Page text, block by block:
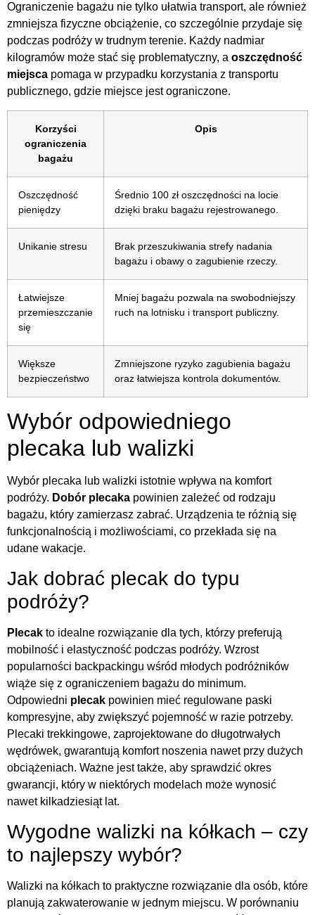
Ograniczenie bagażu nie tylko ułatwia transport, ale również
zmniejsza fizyczne obciążenie, co szczególnie przydaje się
podczas podróży w trudnym terenie. Każdy nadmiar
kilogramów może stać się problematyczny, a oszczędność
miejsca pomaga w przypadku korzystania z transportu
publicznego, gdzie miejsce jest ograniczone.
Korzyści
ograniczenia
bagażu
Opis
Oszczędność
pieniędzy
Średnio 100 zł oszczędności na locie
dzięki braku bagażu rejestrowanego.
Unikanie stresu
Brak przeszukiwania strefy nadania
bagażu i obawy o zagubienie rzeczy.
Łatwiejsze
przemieszczanie
się
Mniej bagażu pozwala na swobodniejszy
ruch na lotnisku i transport publiczny.
Większe
bezpieczeństwo
Zmniejszone ryzyko zagubienia bagażu
oraz łatwiejsza kontrola dokumentów.
Wybór odpowiedniego
plecaka lub walizki
Wybór plecaka lub walizki istotnie wpływa na komfort
podróży. Dobór plecaka powinien zależeć od rodzaju
bagażu, który zamierzasz zabrać. Urządzenia te różnią się
funkcjonalnością i możliwościami, co przekłada się na
udane wakacje.
Jak dobrać plecak do typu
podróży?
Plecak to idealne rozwiązanie dla tych, którzy preferują
mobilność i elastyczność podczas podróży. Wzrost
popularności backpackingu wśród młodych podróżników
wiąże się z ograniczeniem bagażu do minimum.
Odpowiedni plecak powinien mieć regulowane paski
kompresyjne, aby zwiększyć pojemność w razie potrzeby.
Plecaki trekkingowe, zaprojektowane do długotrwałych
wędrówek, gwarantują komfort noszenia nawet przy dużych
obciążeniach. Ważne jest także, aby sprawdzić okres
gwarancji, który w niektórych modelach może wynosić
nawet kilkadziesiąt lat.
Wygodne walizki na kółkach – czy
to najlepszy wybór?
Walizki na kółkach to praktyczne rozwiązanie dla osób, które
planują zakwaterowanie w jednym miejscu. W porównaniu